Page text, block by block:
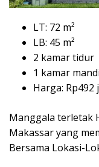
LT: 72 m²
LB: 45 m²
2 kamar tidur
1 kamar mandi
Harga: Rp492
Manggala terletak
Makassar yang
Bersama Lokasi-